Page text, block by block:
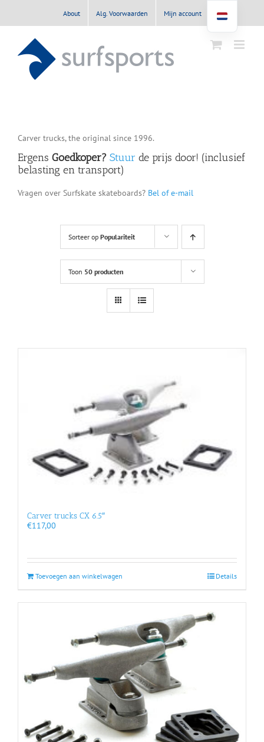
inhoud
About Alg. Voorwaarden Mijn account
Carver trucks, the original since 1996.
Ergens Goedkoper? Stuur de prijs door! (inclusief
belasting en transport)
Vragen over Surfskate skateboards? Bel of e-mail
Sorteer op Populariteit
Toon 50 producten
Carver trucks CX 6.5″
€117,00
Toevoegen aan winkelwagen Details